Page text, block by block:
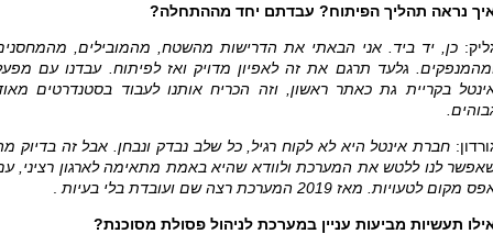
נראה תהליך הפיתוח? עבדתם יחד מההתחלה?
כן, יד ביד. אני הבאתי את הדרישות מהשטח, מהמובילים,
גלעד תרגם את זה לאפיון מדויק ואז לפיתוח. עבדנו עם
בקריית גת כאתר ראשון, וזה הכריח אותנו לעבוד בסטנדרטים
חברת אינטל היא לא לקוח רגיל, כל שלב נבדק ונבחן. אבל זה בדיוק
לנו ללטש את המערכת ולוודא שהיא באמת מתאימה לארגון רציני,
מקום לטעויות. מאז 2019 המערכת רצה שם ועובדת בלי בעיות
תעשיות מביעות עניין במערכת לניהול פסולת מסוכנת?